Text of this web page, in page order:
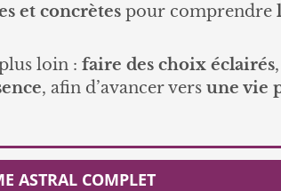
et concrètespour comprendre
loin : faire des choix éclairés,
, afin d’avancer vers une vie
ASTRAL COMPLET